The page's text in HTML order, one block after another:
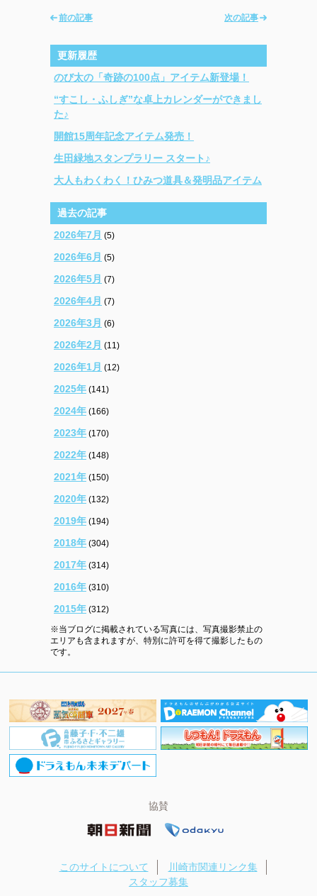
次の記事
前の記事
更新履歴
のび太の「奇跡の100点」アイテム新登場！
“すこし・ふしぎ”な卓上カレンダーができまし
た♪
開館15周年記念アイテム発売！
生田緑地スタンプラリー スタート♪
大人もわくわく！ひみつ道具＆発明品アイテム
過去の記事
2026年7月 (5)
2026年6月 (5)
2026年5月 (7)
2026年4月 (7)
2026年3月 (6)
2026年2月 (11)
2026年1月 (12)
2025年 (141)
2024年 (166)
2023年 (170)
2022年 (148)
2021年 (150)
2020年 (132)
2019年 (194)
2018年 (304)
2017年 (314)
2016年 (310)
2015年 (312)
※当ブログに掲載されている写真には、写真撮影禁止の
エリアも含まれますが、特別に許可を得て撮影したもの
です。
協賛
このサイトについて
川崎市関連リンク集
スタッフ募集